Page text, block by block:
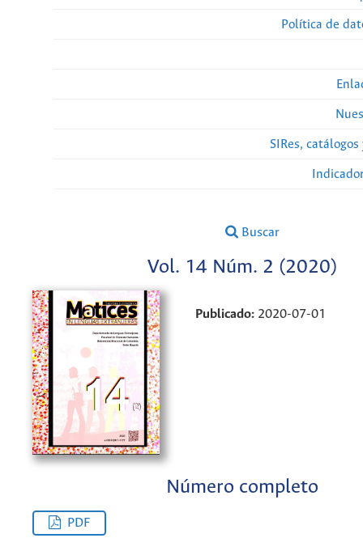
Política de
SIRes,
Buscar
Vol. 14 Núm. 2 (2020)
Publicado: 2020-07-01
Número completo
PDF